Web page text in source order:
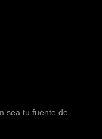
sea tu fuente de